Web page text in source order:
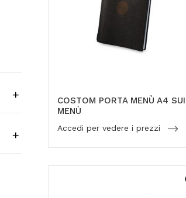
COSTOM PORTA MENÙ A4
MENÙ
Accedi per vedere i prezzi